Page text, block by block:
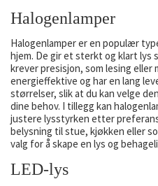
Halogenlamper
Halogenlamper er en populær
hjem. De gir et sterkt og klart lys
krever presisjon, som lesing eller
energieffektive og har en lang
størrelser, slik at du kan velge
dine behov. I tillegg kan
justere lysstyrken etter
belysning til stue, kjøkken eller
valg for å skape en lys og
LED-lys